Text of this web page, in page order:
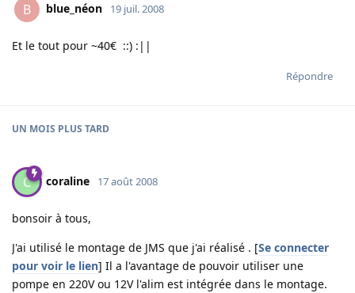
B blue_néon 19 juil. 2008
Et le tout pour ~40€ ::) :||
Répondre
UN MOIS PLUS TARD
C coraline 17 août 2008
bonsoir à tous,
J'ai utilisé le montage de JMS que j'ai réalisé . [Se connecter
pour voir le lien] Il a l'avantage de pouvoir utiliser une
pompe en 220V ou 12V l'alim est intégrée dans le montage.